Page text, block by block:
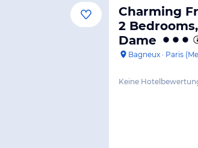
Charming
2
Dame
Bagneux · Paris
Keine